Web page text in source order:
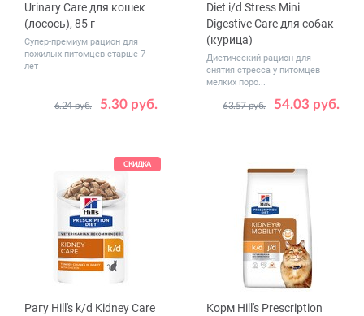
Urinary Care для кошек
(лосось), 85 г
Супер-премиум рацион для
пожилых питомцев старше 7
лет
5.30 руб.
6.24 руб.
Количество
1 12
Diet i/d Stress Mini
Digestive Care для собак
(курица)
Диетический рацион для
снятия стресса у питомцев
мелких поро...
54.03 руб.
63.57 руб.
Вес, кг 1 3 6
СКИДКА
Рагу Hill's k/d Kidney Care
Корм Hill's Prescription